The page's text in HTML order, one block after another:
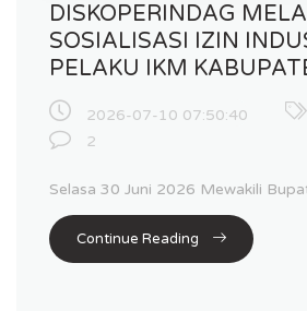
DISKOPERINDAG
SOSIALISASI IZIN
PELAKU IKM
2026-07-10 07:50:40
2
Selasa 30 Juni 2026 Mewakili
Continue Reading